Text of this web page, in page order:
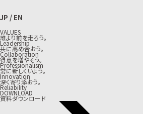
JP / EN
VALUES
誰より前を走ろう。
Leadership
共に高め合おう。
Collaboration
得意を増やそう。
Professionalism
常に新しくいよう。
Innovation
深く寄り添おう。
Reliability
DOWNLOAD
資料ダウンロード